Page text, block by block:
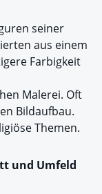
seiner
aus einem
Farbigkeit
Malerei. Oft
Bildaufbau.
Themen.
und Umfeld